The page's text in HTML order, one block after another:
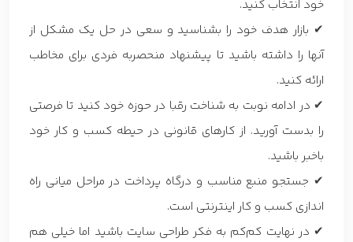
خود انتخاب کنید.
✔ بازار هدف خود را بشناسید و سعی در حل یک مشکل از
آنها را داشته باشید تا پیشنهاد منحصربه فردی برای مخاطب
ارائه کنید.
✔ در ادامه نوبت به شناخت رقبا در حوزه خود کنید تا فرصتی
را بدست آورید. از کارهای قانونی در حیطه کسب و کار خود
باخبر باشید.
✔ جستجو منبع مناسب و درگاه پرداخت در مراحل میانی راه
اندازی کسب و کار اینترنتی است.
✔ در نهایت کم‌کم به فکر طراحی سایت باشید اما خیلی هم